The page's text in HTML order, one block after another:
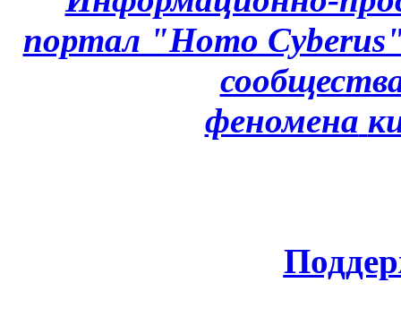
портал "Homo
феномена